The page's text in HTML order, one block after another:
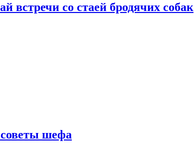
встречи со стаей бродячих собак
советы шефа